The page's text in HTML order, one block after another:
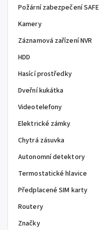
Požární zabezpečení SAFE
Kamery
Záznamová zařízení NVR
HDD
Hasící prostředky
Dveřní kukátka
Videotelefony
Elektrické zámky
Chytrá zásuvka
Autonomní detektory
Termostatické hlavice
Předplacené SIM karty
Routery
Značky